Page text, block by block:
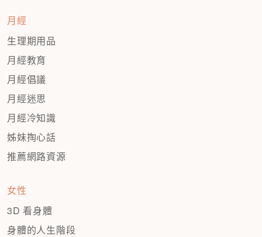
月經
生理期用品
月經教育
月經倡議
月經迷思
月經冷知識
姊妹掏心話
推薦網路資源
女性
3D 看身體
身體的人生階段